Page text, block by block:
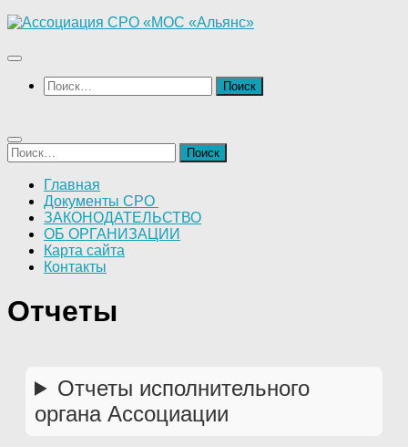
Перейти
содержимому
Найти:
Найти:
Главная
Документы СРО
ЗАКОНОДАТЕЛЬСТВО
ОБ ОРГАНИЗАЦИИ
Карта сайта
Контакты
Отчеты
Отчеты исполнительного
органа Ассоциации